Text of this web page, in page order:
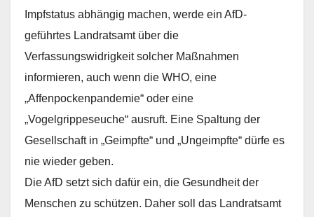
Impfstatus abhängig machen, werde ein AfD-
geführtes Landratsamt über die
Verfassungswidrigkeit solcher Maßnahmen
informieren, auch wenn die WHO, eine
„Affenpockenpandemie“ oder eine
„Vogelgrippeseuche“ ausruft. Eine Spaltung der
Gesellschaft in „Geimpfte“ und „Ungeimpfte“ dürfe es
nie wieder geben.
Die AfD setzt sich dafür ein, die Gesundheit der
Menschen zu schützen. Daher soll das Landratsamt